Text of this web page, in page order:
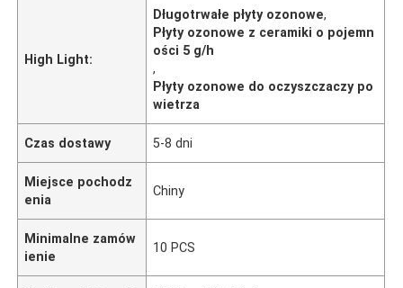
High Light:
Długotrwałe płyty ozonowe,
Płyty ozonowe z ceramiki o pojemn
ości 5 g/h
,
Płyty ozonowe do oczyszczaczy po
wietrza
Czas dostawy 5-8 dni
Miejsce pochodz
enia
Chiny
Minimalne zamów
ienie
10 PCS